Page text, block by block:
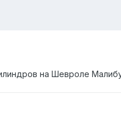
на Шевроле Малибу